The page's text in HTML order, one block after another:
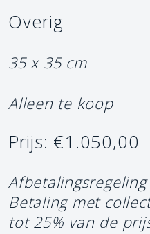
Overig
35 x 35 cm
Alleen te koop
Prijs: €1.050,00
Betaling met
tot 25% van de